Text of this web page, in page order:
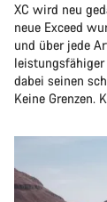
XC wird neu
neue Exceed
und über jede
dabei seinen
Keine Grenzen.